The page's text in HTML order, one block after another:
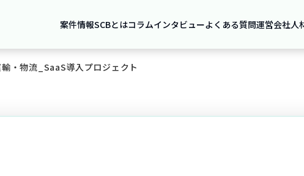
案件情報SCBとはコラムインタビューよくある質問運営会社人
・物流_SaaS導入プロジェクト